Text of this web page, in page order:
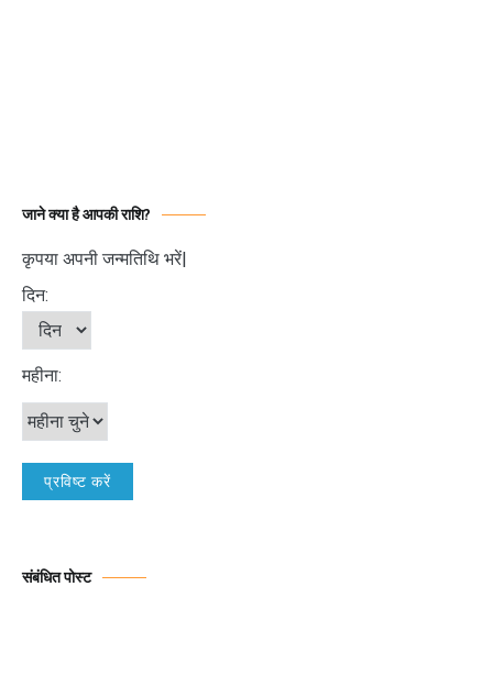
जाने क्या है आपकी राशि?
कृपया अपनी जन्मतिथि भरें|
दिन:
महीना:
संबंधित पोस्ट